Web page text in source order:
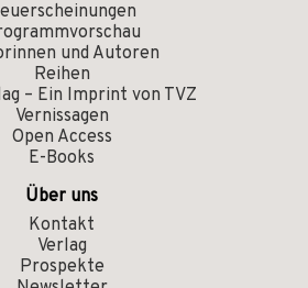
und Autoren
Reihen
– Ein Imprint von TVZ
Vernissagen
Open Access
E-Books
Über uns
Kontakt
Verlag
Prospekte